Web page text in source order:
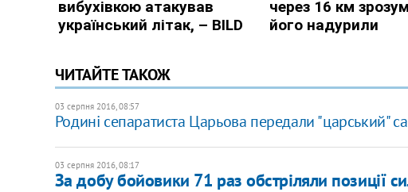
ЧИТАЙТЕ ТАКОЖ
03 серпня 2016, 08:57
Родині сепаратиста Царьова передали "царський"
03 серпня 2016, 08:17
За добу бойовики 71 раз обстріляли позиції